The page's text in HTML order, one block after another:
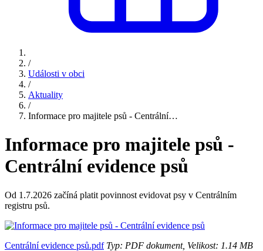
/
Události v obci
/
Aktuality
/
Informace pro majitele psů - Centrální…
Informace pro majitele psů -
Centrální evidence psů
Od 1.7.2026 začíná platit povinnost evidovat psy v Centrálním
registru psů.
Centrální evidence psů.pdfTyp: PDF dokument, Velikost: 1.14 MB